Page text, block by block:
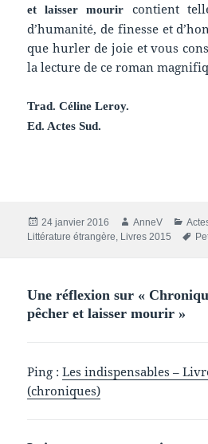
et laisser mourir
contient
d’humanité, de finesse et
que hurler de joie et vous
la lecture de ce roman
Trad. Céline Leroy.
Ed. Actes Sud.
Publié
le
24 janvier 2016 Auteur
AnneV
Littérature étrangère, Livres 2015
Une réflexion sur «
pêcher et laisser mourir »
Ping :Les indispensables –
(chroniques)